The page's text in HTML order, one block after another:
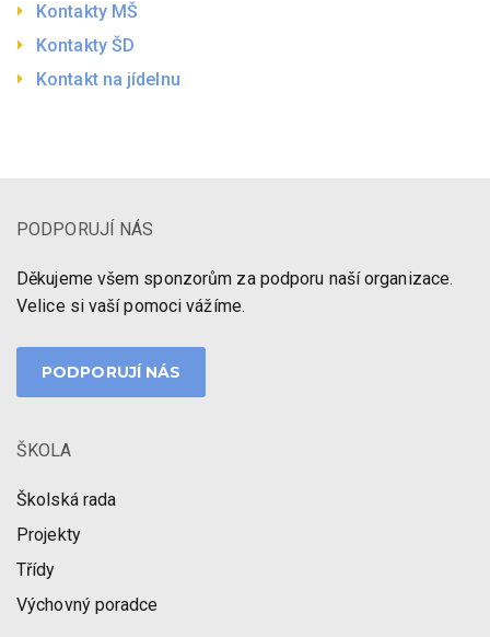
Kontakty MŠ
Kontakty ŠD
Kontakt na jídelnu
PODPORUJÍ NÁS
Děkujeme všem sponzorům za podporu naší organizace.
Velice si vaší pomoci vážíme.
PODPORUJÍ NÁS
ŠKOLA
Školská rada
Projekty
Třídy
Výchovný poradce